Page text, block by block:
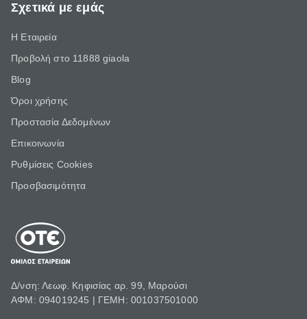
Σχετικά με εμάς
Η Εταιρεία
Προβολή στο 11888 giaola
Blog
Όροι χρήσης
Προστασία Δεδομένων
Επικοινωνία
Ρυθμίσεις Cookies
Προσβασιμότητα
Δ/νση: Λεωφ. Κηφισίας αρ. 99, Μαρούσι
ΑΦΜ: 094019245 | ΓΕΜΗ: 001037501000